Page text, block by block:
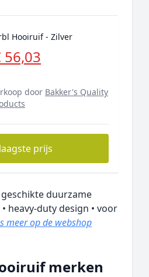
Hooiruif - Zilver
56,03
door Bakker's Quality
prijs
duurzame
heavy-duty design • voor
meer op de webshop
merken